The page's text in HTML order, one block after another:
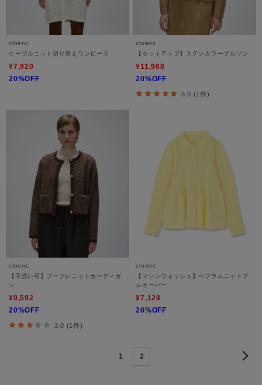
cloenc
ケーブルニット切り替えワンピース
¥7,920
20%OFF
cloenc
【セットアップ】ステンカラーブルゾン
¥11,968
20%OFF
5.0 (1件)
cloenc
【手洗い可】ブークレニットカーディガ
ン
¥9,592
20%OFF
3.0 (1件)
cloenc
【マシンウォッシュ】ペプラムニットプ
ルオーバー
¥7,128
20%OFF
1 2